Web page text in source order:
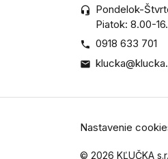
headset_mic
Pondelok-
Piatok: 8.00-
 0918 633 701

© 2026 KĽUČKA
Nastavenie